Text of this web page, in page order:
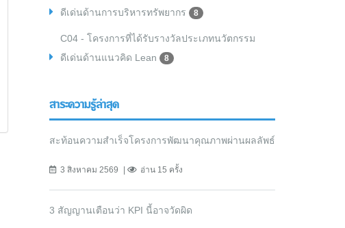
ดีเด่นด้านการบริหารทรัพยากร
8
C04 - โครงการที่ได้รับรางวัลประเภทนวัตกรรม
ดีเด่นด้านแนวคิด Lean
8
สาระความรู้ล่าสุด
สะท้อนความสำเร็จโครงการพัฒนาคุณภาพผ่านผลลัพธ์
3 สิงหาคม 2569 อ่าน 15 ครั้ง
3 สัญญานเตือนว่า KPI นี้อาจวัดผิด